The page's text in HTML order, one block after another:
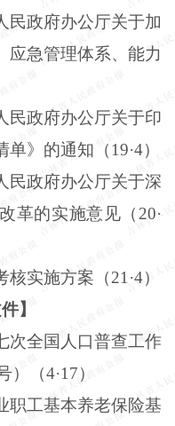
民政府办公厅关于加
应急管理体系、能力
民政府办公厅关于印
单》的通知（19·4）
民政府办公厅关于深
革的实施意见（ 20·
核实施方案（21 ·4）
】
次全国人口普查工作
）（4·17）
职工基本养老保险基